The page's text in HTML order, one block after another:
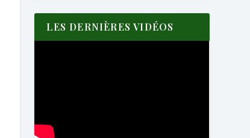
LES DERNIÈRES VIDÉOS